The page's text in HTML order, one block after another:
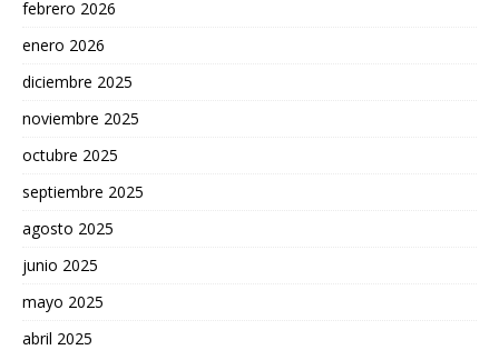
febrero 2026
enero 2026
diciembre 2025
noviembre 2025
octubre 2025
septiembre 2025
agosto 2025
junio 2025
mayo 2025
abril 2025